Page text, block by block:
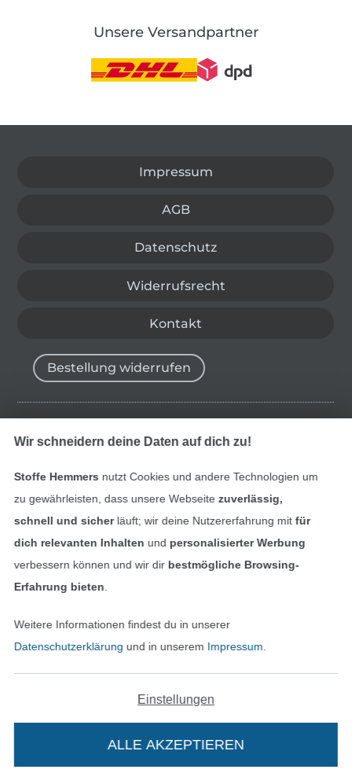
Unsere Versandpartner
Impressum
AGB
Datenschutz
Widerrufsrecht
Kontakt
Alle Preise inkl. der gesetzl. MwSt.
Die durchgestrichenen Preise entsprechen dem
bisherigen Preis bei Stoffe Hemmers.
Bestellung widerrufen
Finde mehr Inspiration
Deutsch
Nederlands
In den niederländischen
Français
In den
Wir schneidern deine Daten auf dich zu!
Stoffe Hemmers nutzt Cookies und andere Technologien um
zu gewährleisten, dass unsere Webseite zuverlässig,
schnell und sicherläuft; wir deine Nutzererfahrung mitfür
dich relevanten Inhalten und personalisierter Werbung
verbessern können und wir dir bestmögliche Browsing-
Erfahrung bieten
Weitere Informationen findest du in unserer
Datenschutzerklärung und in unserem Impressum
Einstellungen
ALLE AKZEPTIEREN